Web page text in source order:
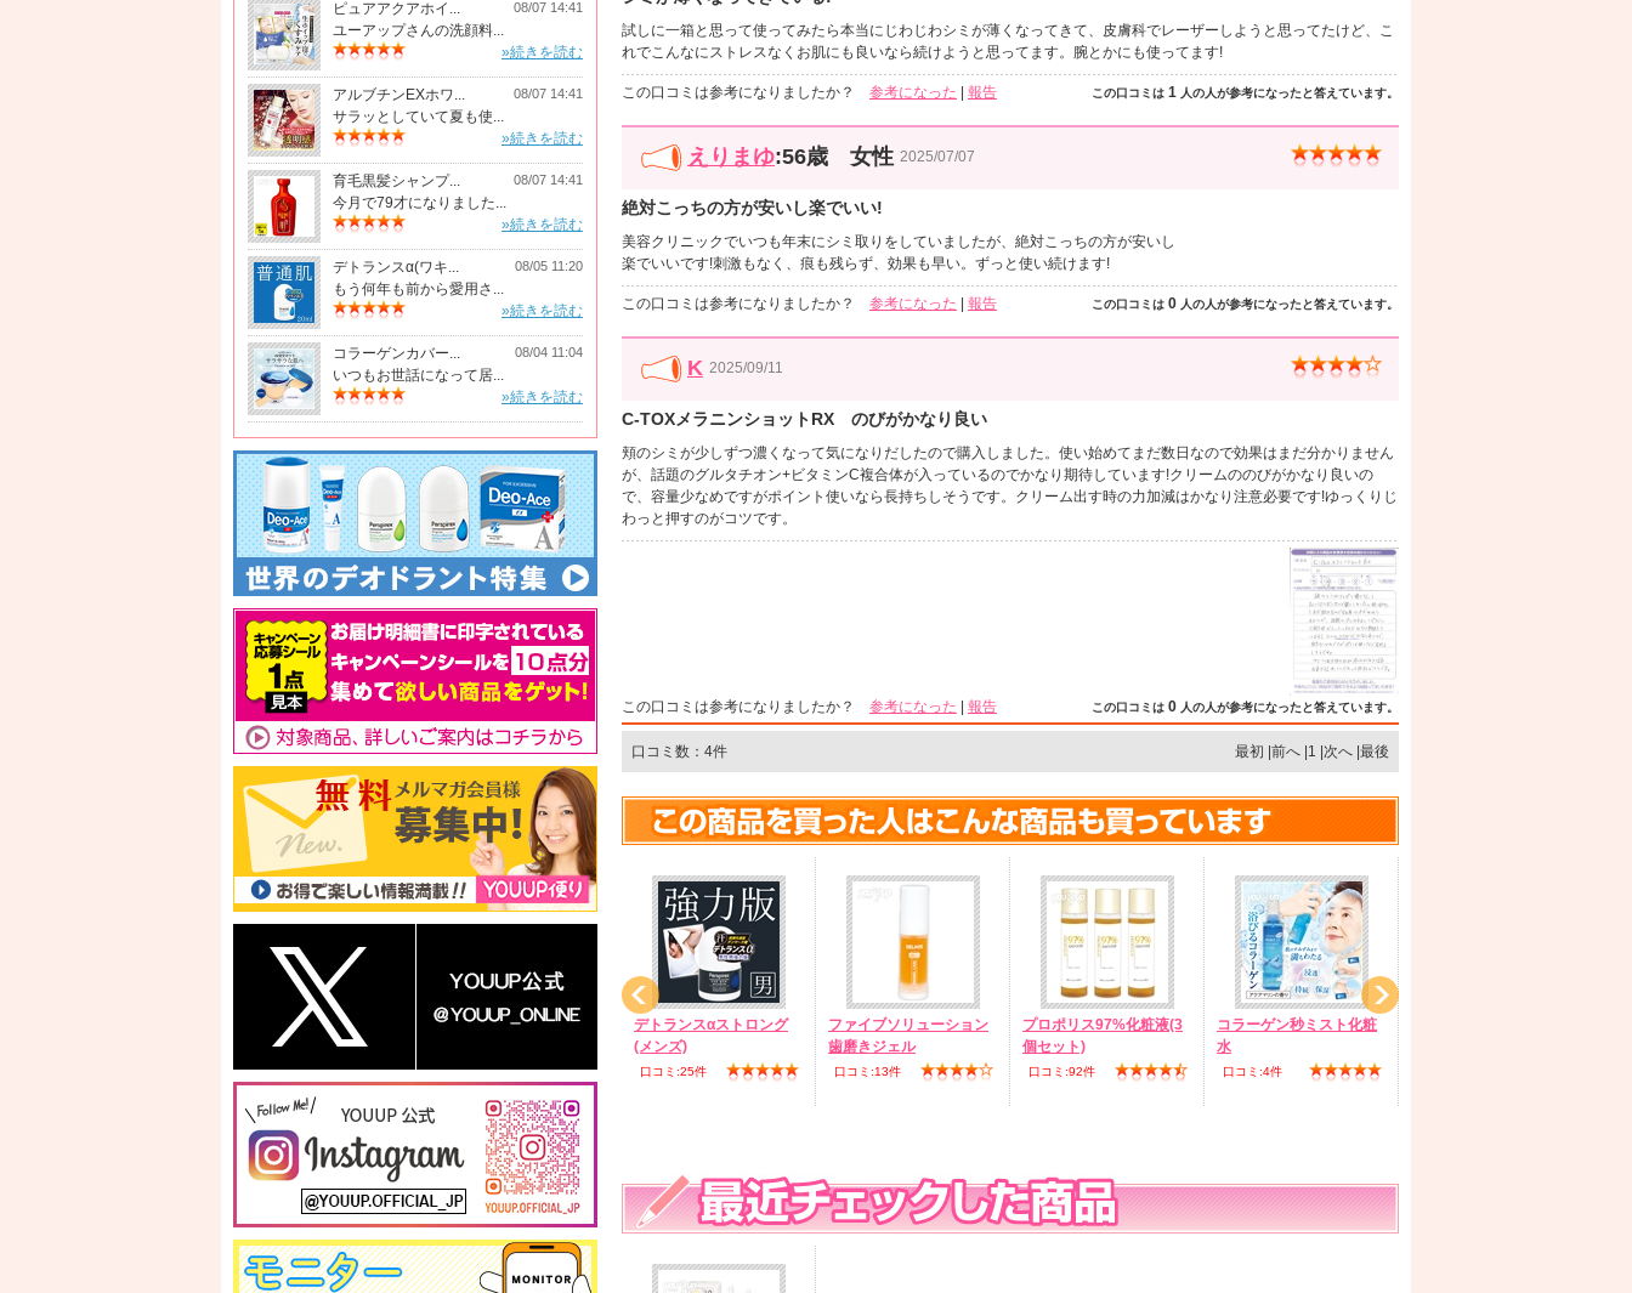
ピュアアクアホイ... 08/07 14:41
ユーアップさんの洗顔料...
»続きを読む
アルブチンEXホワ... 08/07 14:41
サラッとしていて夏も使...
»続きを読む
育毛黒髪シャンプ... 08/07 14:41
今月で79才になりました...
»続きを読む
デトランスα(ワキ... 08/05 11:20
もう何年も前から愛用さ...
»続きを読む
コラーゲンカバー... 08/04 11:04
いつもお世話になって居...
»続きを読む
試しに一箱と思って使ってみたら本当にじわじわシミが薄くなってきて、皮膚科でレーザーしようと思ってたけど、こ
れでこんなにストレスなくお肌にも良いなら続けようと思ってます。腕とかにも使ってます!
この口コミは 1 人の人が参考になったと答えています。
この口コミは参考になりましたか？ 参考になった | 報告
えりまゆ:56歳 女性 2025/07/07
絶対こっちの方が安いし楽でいい!
美容クリニックでいつも年末にシミ取りをしていましたが、絶対こっちの方が安いし
楽でいいです!刺激もなく、痕も残らず、効果も早い。ずっと使い続けます!
この口コミは 0 人の人が参考になったと答えています。
この口コミは参考になりましたか？ 参考になった | 報告
K 2025/09/11
C-TOXメラニンショットRX のびがかなり良い
頬のシミが少しずつ濃くなって気になりだしたので購入しました。使い始めてまだ数日なので効果はまだ分かりません
が、話題のグルタチオン+ビタミンC複合体が入っているのでかなり期待しています!クリームののびがかなり良いの
で、容量少なめですがポイント使いなら長持ちしそうです。クリーム出す時の力加減はかなり注意必要です!ゆっくりじ
わっと押すのがコツです。
この口コミは 0 人の人が参考になったと答えています。
この口コミは参考になりましたか？ 参考になった | 報告
口コミ数：4件 最初 |前へ |1 |次へ |最後
プレミアムレチノールホ
ワイトニングクリーム(2
個セット)
フットブロッカー泡フォ
口コミ:151件
デトランスαストロング
(メンズ)
口コミ:25件
ファイブソリューション
歯磨きジェル
口コミ:13件
プロポリス97%化粧液(3
個セット)
口コミ:92件
コラーゲン秒ミスト化粧
水
口コミ:4件